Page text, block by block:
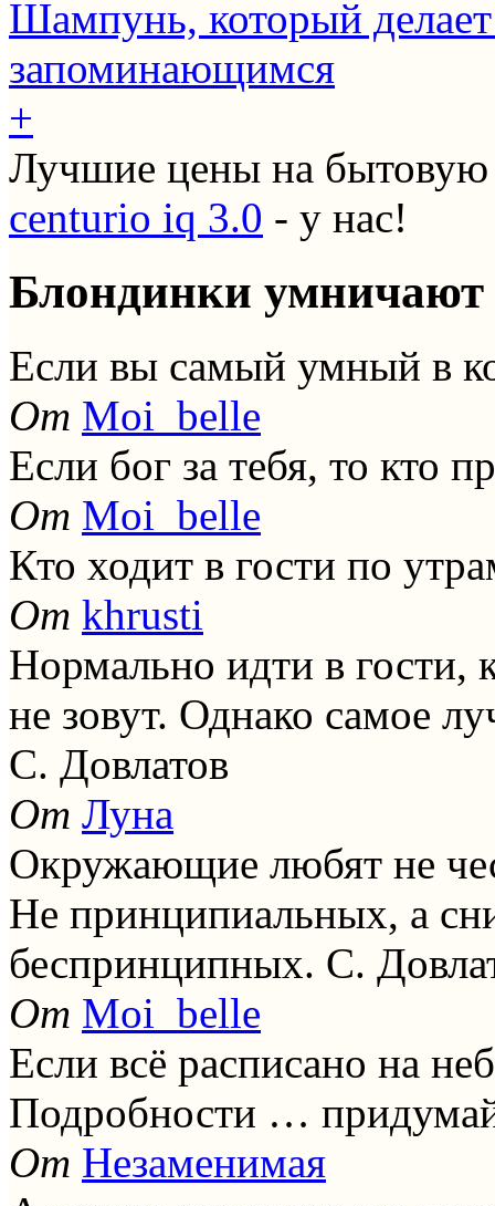
Шампунь, который
запоминающимся
+
Лучшие цены на
centurio iq 3.0 - у нас!
Блондинки умничают
Если вы самый умный в
От Moi_belle
Если бог за тебя, то кто
От Moi_belle
Кто ходит в гости по
От khrusti
Нормально идти в гости,
не зовут. Однако самое
С. Довлатов
От Луна
Окружающие любят не
Не принципиальных, а
беспринципных. С.
От Moi_belle
Если всё расписано на
Подробности …
От Незаменимая